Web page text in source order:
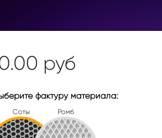
руб
фактуру материала:
Соты Ромб